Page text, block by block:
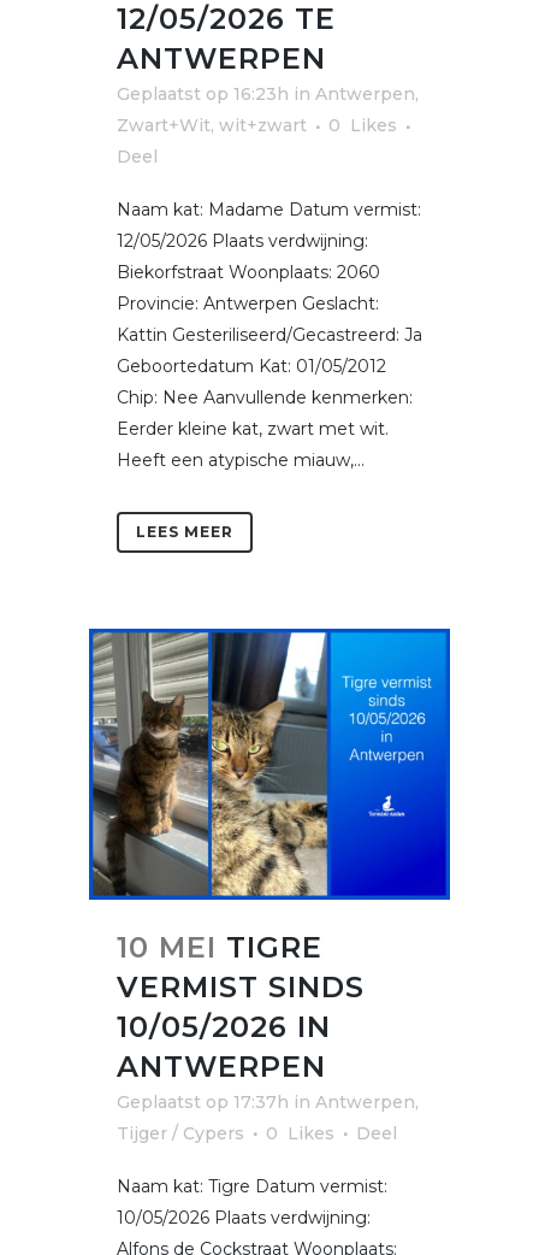
12/05/2026 TE
ANTWERPEN
Geplaatst op 16:23h in Antwerpen,
Zwart+Wit, wit+zwart
0
Likes
Deel
Naam kat: Madame Datum vermist:
12/05/2026 Plaats verdwijning:
Biekorfstraat Woonplaats: 2060
Provincie: Antwerpen Geslacht:
Kattin Gesteriliseerd/Gecastreerd: Ja
Geboortedatum Kat: 01/05/2012
Chip: Nee Aanvullende kenmerken:
Eerder kleine kat, zwart met wit.
Heeft een atypische miauw,...
LEES MEER
10 MEI TIGRE
VERMIST SINDS
10/05/2026 IN
ANTWERPEN
Geplaatst op 17:37h in Antwerpen,
Tijger / Cypers
0 Likes Deel
Naam kat: Tigre Datum vermist:
10/05/2026 Plaats verdwijning:
Alfons de Cockstraat Woonplaats: